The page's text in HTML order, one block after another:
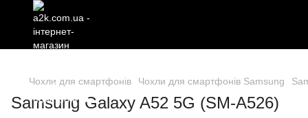
Чохли для смартфонів Чохли для смартфонів Samsung
Samsung Galaxy A52 5G (SM-A526)